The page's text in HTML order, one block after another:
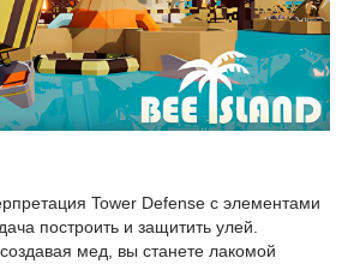
Tower Defense с элементами
построить и защитить улей.
мед, вы станете лакомой